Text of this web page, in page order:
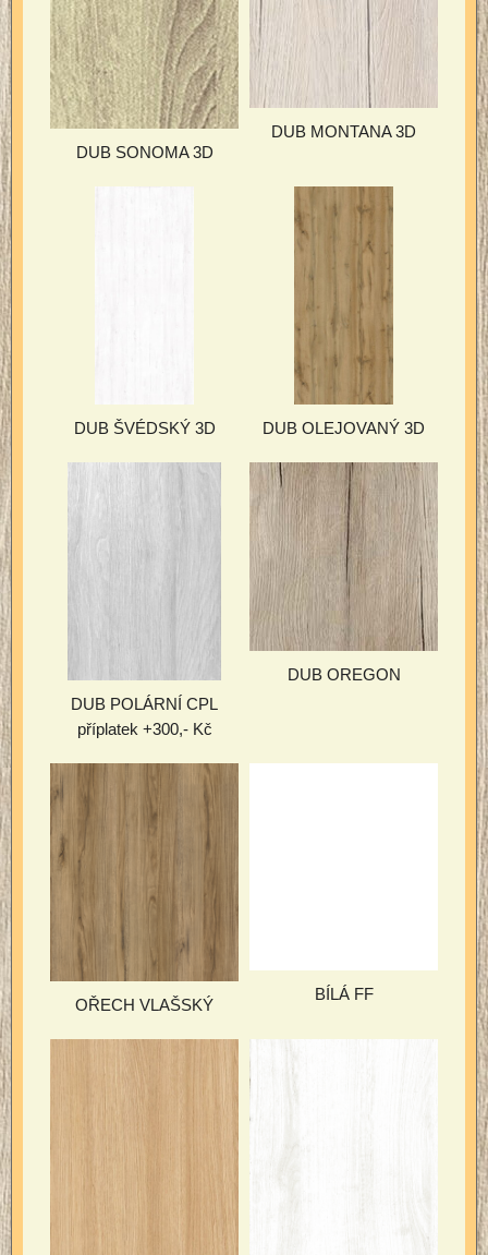
DUB SONOMA 3D
DUB MONTANA 3D
DUB ŠVÉDSKÝ 3D DUB OLEJOVANÝ 3D
DUB POLÁRNÍ CPL
příplatek +300,- Kč
DUB OREGON
OŘECH VLAŠSKÝ
BÍLÁ FF